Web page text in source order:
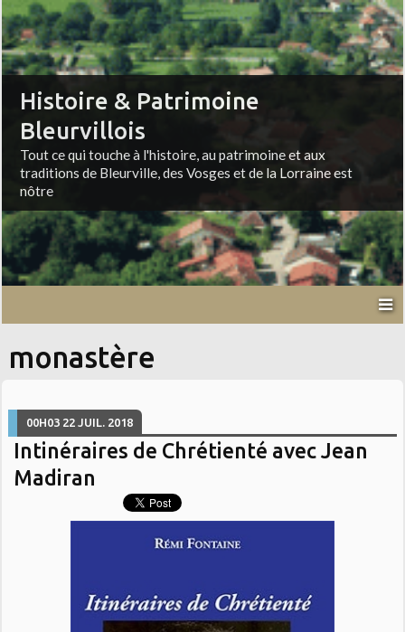
Histoire & Patrimoine
Bleurvillois
Tout ce qui touche à l'histoire, au patrimoine et aux
traditions de Bleurville, des Vosges et de la Lorraine est
nôtre
monastère
00H03 22 JUIL. 2018
Intinéraires de Chrétienté avec Jean
Madiran